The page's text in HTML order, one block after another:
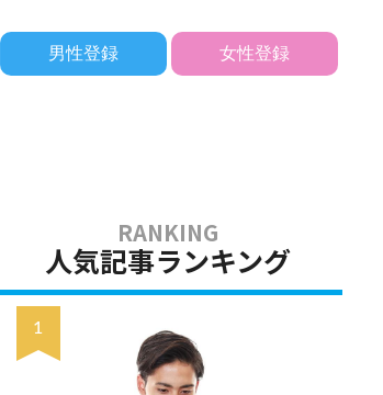
男性登録 女性登録
人気記事ランキング